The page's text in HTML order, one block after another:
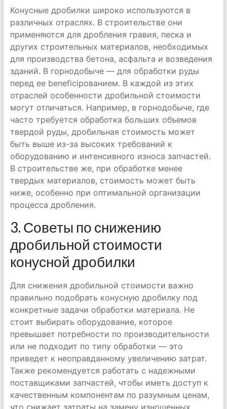
Конусные дробилки широко используются в
различных отраслях. В строительстве они
применяются для дробления гравия, песка и
других строительных материалов, необходимых
для производства бетона, асфальта и возведения
зданий. В горнодобыче — для обработки руды
перед ее beneficiрованием. В каждой из этих
отраслей особенности дробильной стоимости
могут отличаться. Например, в горнодобыче, где
часто требуется обработка больших объемов
твердой руды, дробильная стоимость может
быть выше из-за высоких требований к
оборудованию и интенсивного износа запчастей.
В строительстве же, при обработке менее
твердых материалов, стоимость может быть
ниже, особенно при оптимальной организации
процесса дробления.
3. Советы по снижению
дробильной стоимости
конусной дробилки
Для снижения дробильной стоимости важно
правильно подобрать конусную дробилку под
конкретные задачи обработки материала. Не
стоит выбирать оборудование, которое
превышает потребности по производительности
или не подходит по типу обработки — это
приведет к неоправданному увеличению затрат.
Также рекомендуется работать с надежными
поставщиками запчастей, чтобы иметь доступ к
качественным компонентам по разумным ценам,
что снижает затраты на замену изношенных